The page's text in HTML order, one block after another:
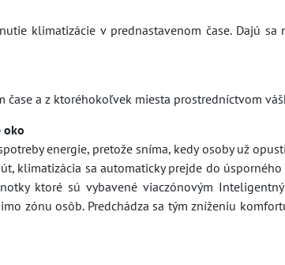
klimatizácie v prednastavenom čase. Dajú
a z ktoréhokoľvek miesta prostredníctvom
oko
energie, pretože sníma, kedy osoby už
klimatizácia sa automaticky prejde do
ktoré sú vybavené viaczónovým
zónu osôb. Predchádza sa tým zníženiu